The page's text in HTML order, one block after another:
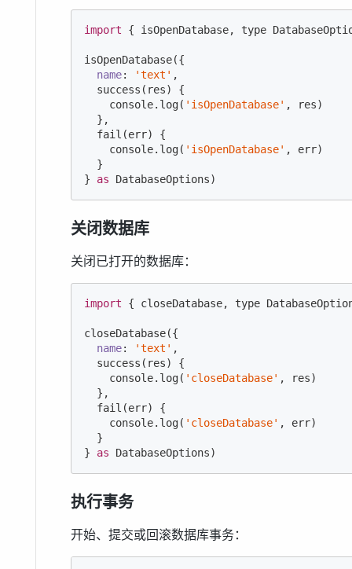
import { isOpenDatabase, type
isOpenDatabase({
name: 'text' ,
  success(res) {
console.log( 'isOpenDatabase' , res)
  },
  fail(err) {
console.log( 'isOpenDatabase' , err)
  }
} as DatabaseOptions)
关闭数据库
关闭已打开的数据库：
import { closeDatabase, type
closeDatabase({
name: 'text' ,
  success(res) {
console.log( 'closeDatabase' , res)
  },
  fail(err) {
console.log( 'closeDatabase' , err)
  }
} as DatabaseOptions)
执行事务
开始、提交或回滚数据库事务：